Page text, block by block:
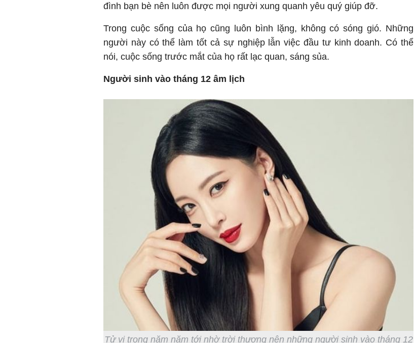
đình bạn bè nên luôn được mọi người xung quanh yêu quý giúp đỡ.
Trong cuộc sống của họ cũng luôn bình lặng, không có sóng gió. Những
người này có thể làm tốt cả sự nghiệp lẫn việc đầu tư kinh doanh. Có thể
nói, cuộc sống trước mắt của họ rất lạc quan, sáng sủa.
Người sinh vào tháng 12 âm lịch
Tử vi trong năm năm tới nhờ trời thương nên những người sinh vào tháng 12